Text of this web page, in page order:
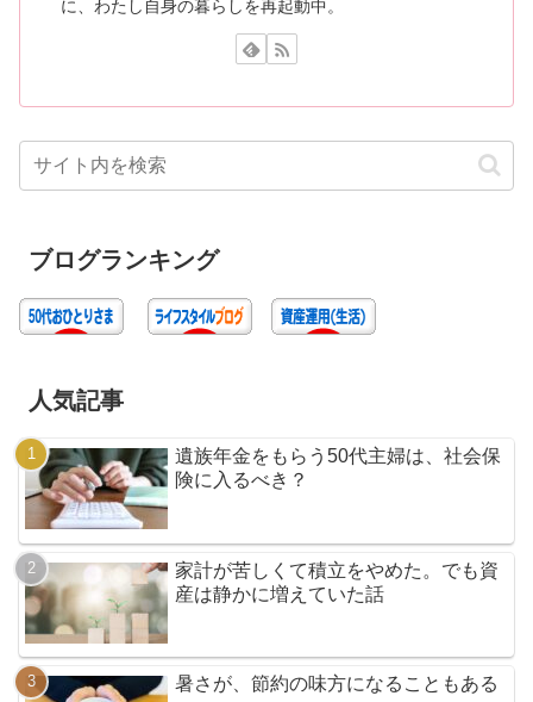
に、わたし自身の暮らしを再起動中。
ブログランキング
人気記事
遺族年金をもらう50代主婦は、社会保
険に入るべき？
家計が苦しくて積立をやめた。でも資
産は静かに増えていた話
暑さが、節約の味方になることもある